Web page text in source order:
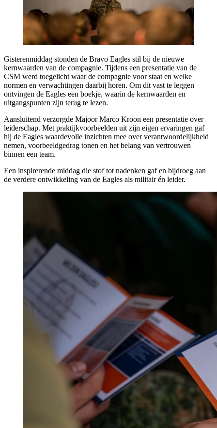
Gisterenmiddag stonden de Bravo Eagles stil bij de nieuwe
kernwaarden van de compagnie. Tijdens een presentatie van de
CSM werd toegelicht waar de compagnie voor staat en welke
normen en verwachtingen daarbij horen. Om dit vast te leggen
ontvingen de Eagles een boekje, waarin de kernwaarden en
uitgangspunten zijn terug te lezen.
Aansluitend verzorgde Majoor Marco Kroon een presentatie over
leiderschap. Met praktijkvoorbeelden uit zijn eigen ervaringen gaf
hij de Eagles waardevolle inzichten mee over verantwoordelijkheid
nemen, voorbeeldgedrag tonen en het belang van vertrouwen
binnen een team.
Een inspirerende middag die stof tot nadenken gaf en bijdroeg aan
de verdere ontwikkeling van de Eagles als militair én leider.